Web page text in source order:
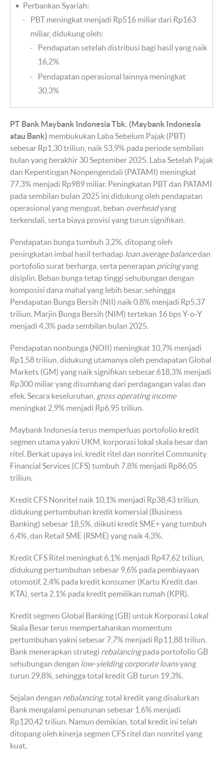
Perbankan Syariah:
PBT meningkat menjadi Rp516 miliar dari Rp163
miliar, didukung oleh:
Pendapatan setelah distribusi bagi hasil yang naik
16,2%
Pendapatan operasional lainnya meningkat
30,3%
PT Bank Maybank Indonesia Tbk. (Maybank Indonesia
atau Bank) membukukan Laba Sebelum Pajak (PBT)
sebesar Rp1,30 triliun, naik 53,9% pada periode sembilan
bulan yang berakhir 30 September 2025. Laba Setelah Pajak
dan Kepentingan Nonpengendali (PATAMI) meningkat
77,3% menjadi Rp989 miliar. Peningkatan PBT dan PATAMI
pada sembilan bulan 2025 ini didukung oleh pendapatan
operasional yang menguat, beban overheadyang
terkendali, serta biaya provisi yang turun signifikan.
Pendapatan bunga tumbuh 3,2%, ditopang oleh
peningkatan imbal hasil terhadap loan average balancedan
portofolio surat berharga, serta penerapan pricingyang
disiplin. Beban bunga tetap tinggi sehubungan dengan
komposisi dana mahal yang lebih besar, sehingga
Pendapatan Bunga Bersih (NII) naik 0,8% menjadi Rp5,37
triliun. Marjin Bunga Bersih (NIM) tertekan 16 bps Y-o-Y
menjadi 4,3% pada sembilan bulan 2025.
Pendapatan nonbunga (NOII) meningkat 10,7% menjadi
Rp1,58 triliun, didukung utamanya oleh pendapatan Global
Markets (GM) yang naik signifikan sebesar 618,3% menjadi
Rp300 miliar yang disumbang dari perdagangan valas dan
efek. Secara keseluruhan, gross operating income
meningkat 2,9% menjadi Rp6,95 triliun.
Maybank Indonesia terus memperluas portofolio kredit
segmen utama yakni UKM, korporasi lokal skala besar dan
ritel. Berkat upaya ini, kredit ritel dan nonritel Community
Financial Services (CFS) tumbuh 7,8% menjadi Rp86,05
triliun.
Kredit CFS Nonritel naik 10,1% menjadi Rp38,43 triliun,
didukung pertumbuhan kredit komersial (Business
Banking) sebesar 18,5%, diikuti kredit SME+ yang tumbuh
6,4%, dan Retail SME (RSME) yang naik 4,3%.
Kredit CFS Ritel meningkat 6,1% menjadi Rp47,62 triliun,
didukung pertumbuhan sebesar 9,6% pada pembiayaan
otomotif, 2,4% pada kredit konsumer (Kartu Kredit dan
KTA), serta 2,1% pada kredit pemilikan rumah (KPR).
Kredit segmen Global Banking (GB) untuk Korporasi Lokal
Skala Besar terus mempertahankan momentum
pertumbuhan yakni sebesar 7,7% menjadi Rp11,88 triliun.
Bank menerapkan strategi rebalancingpada portofolio GB
sehubungan dengan low-yielding corporate loansyang
turun 29,8%, sehingga total kredit GB turun 19,3%.
Sejalan dengan rebalancing, total kredit yang disalurkan
Bank mengalami penurunan sebesar 1,6% menjadi
Rp120,42 triliun. Namun demikian, total kredit ini telah
ditopang oleh kinerja segmen CFS ritel dan nonritel yang
kuat.